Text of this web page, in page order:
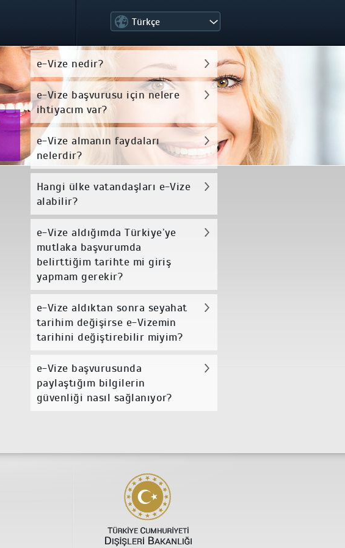
Türkçe
e-Vize nedir?
e-Vize başvurusu için nelere
ihtiyacım var?
e-Vize almanın faydaları
nelerdir?
Hangi ülke vatandaşları e-Vize
alabilir?
e-Vize aldığımda Türkiye’ye
mutlaka başvurumda
belirttiğim tarihte mi giriş
yapmam gerekir?
e-Vize aldıktan sonra seyahat
tarihim değişirse e-Vizemin
tarihini değiştirebilir miyim?
e-Vize başvurusunda
paylaştığım bilgilerin
güvenliği nasıl sağlanıyor?